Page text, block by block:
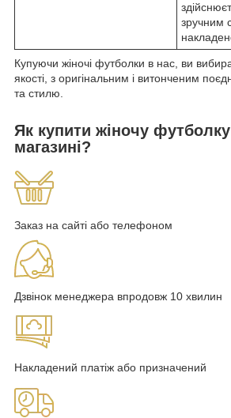
зручним
Купуючи жіночі футболки в нас, ви
якості, з оригінальним і витонченим
та стилю.
Як купити жіночу футболку
магазині?
Заказ на сайті або телефоном
Дзвінок менеджера впродовж 10 хвилин
Накладений платіж або призначений